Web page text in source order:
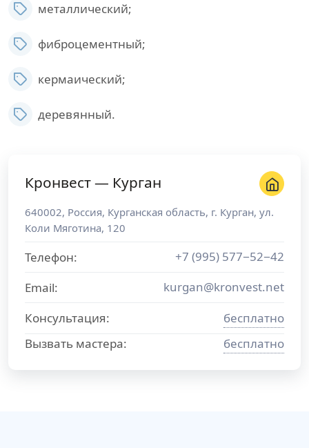
металлический;
фиброцементный;
кермаический;
деревянный.
Кронвест — Курган
640002, Россия, Курганская область, г. Курган, ул.
Коли Мяготина, 120
Телефон:
+7 (995) 577−52−42
Email:
kurgan@kronvest.net
Консультация:
бесплатно
Вызвать мастера:
бесплатно